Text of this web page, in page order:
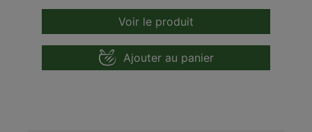
Voir le produit
Ajouter au panier